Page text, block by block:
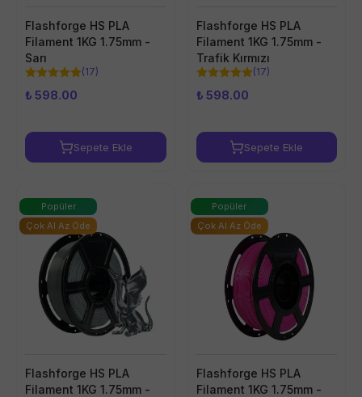
Flashforge HS PLA
Filament 1KG 1.75mm -
Sarı
(17)
₺ 598.00
Sepete Ekle
Flashforge HS PLA
Filament 1KG 1.75mm -
Trafik Kırmızı
(17)
₺ 598.00
Sepete Ekle
Flashforge HS PLA
Filament 1KG 1.75mm -
Popüler
Çok Al Az Öde
Flashforge HS PLA
Filament 1KG 1.75mm -
Popüler
Çok Al Az Öde